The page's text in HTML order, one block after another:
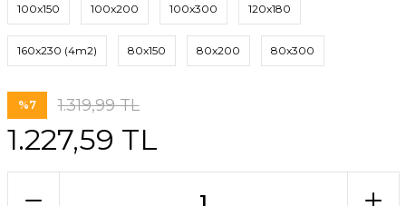
100x150 100x200 100x300 120x180
160x230 (4m2) 80x150 80x200 80x300
%7 1.319,99 TL
1.227,59 TL